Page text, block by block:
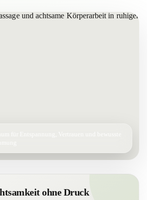
für Entspannung, Vertrauen und bewusste
ohne Druck